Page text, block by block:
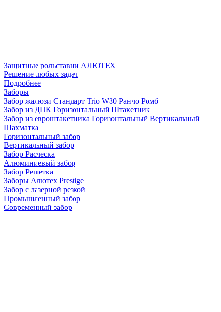
Защитные рольставни АЛЮТЕХ
Решение любых задач
Подробнее
Заборы
Забор жалюзи Стандарт Trio W80 Ранчо Ромб
Забор из ДПК Горизонтальный Штакетник
Забор из евроштакетника Горизонтальный Вертикальный
Шахматка
Горизонтальный забор
Вертикальный забор
Забор Расческа
Алюминиевый забор
Забор Решетка
Заборы Алютех Prestige
Забор с лазерной резкой
Промышленный забор
Современный забор